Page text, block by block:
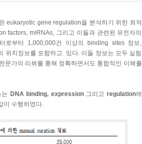
은 eukaryotic gene regulation을 분석하기 위한 최적
factors, miRNAs, 그리고 이들과 관련된 유전자의
로부터 1,000,000건 이상의 binding sites 정보,
위치정보를 포함하고 있다. 이들 정보는 모두 실험
문가의 리뷰를 통해 정확하면서도 통합적인 이해를
DNA binding, expression그리고 regulation에
이 수행하였다.